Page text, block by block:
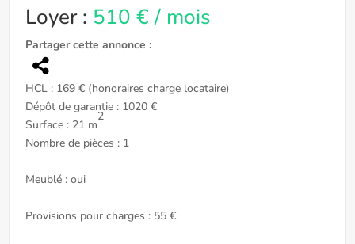
Loyer : 510 € / mois
Partager cette annonce :
HCL : 169 € (honoraires charge locataire)
Dépôt de garantie : 1020 €
Surface : 21 m
2
Nombre de pièces : 1
Meublé : oui
Provisions pour charges : 55 €